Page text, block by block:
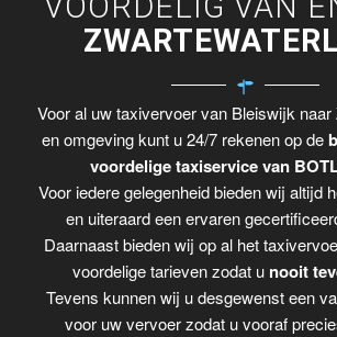
Voor al uw taxivervoer van Bleiswijk
en omgeving kunt u 24/7 rekenen op de
voordelige taxiservice van
Voor iedere gelegenheid bieden wij altijd
en uiteraard een ervaren
Daarnaast bieden wij op al het
voordelige tarieven zodat u nooit
Tevens kunnen wij u desgewenst een
voor uw vervoer zodat u vooraf